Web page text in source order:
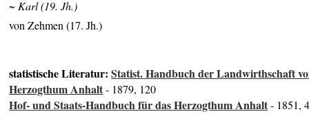
~ Karl (19. Jh.)
von Zehmen (17. Jh.)
statistische Literatur:Statist. Handbuch der Landwirthschaft
Herzogthum Anhalt- 1879, 120
Hof- und Staats-Handbuch für das Herzogthum Anhalt- 1851,